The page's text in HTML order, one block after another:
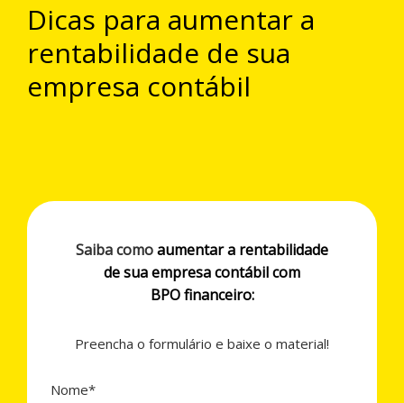
Dicas para aumentar a
rentabilidade de sua
empresa contábil
Saiba comoaumentar a rentabilidade
de sua empresa contábil com
BPO financeiro:
Preencha o formulário e baixe o material!
Nome*